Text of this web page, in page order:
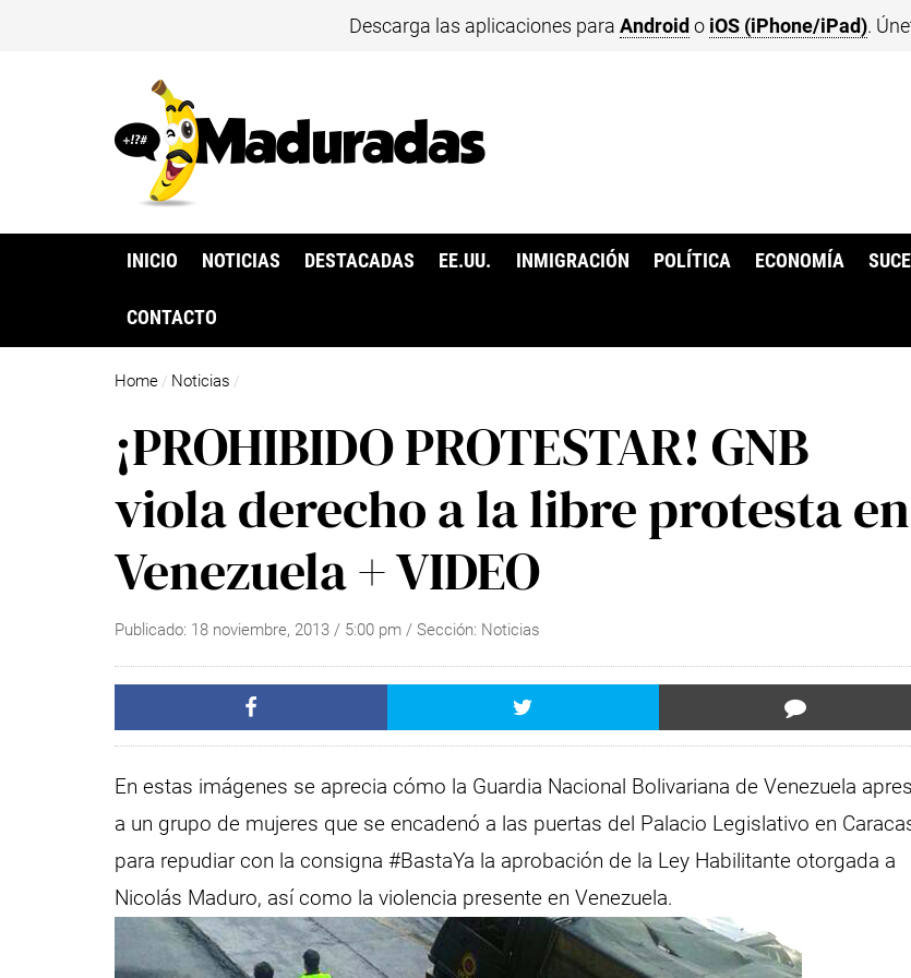
Descarga las aplicaciones para Android o iOS (iPhone/iPad).
INICIO NOTICIAS DESTACADAS EE.UU. INMIGRACIÓN POLÍTICA ECONOMÍA
CONTACTO
Home / Noticias /
¡PROHIBIDO PROTESTAR! GNB
viola derecho a la libre protesta en
Venezuela + VIDEO
Publicado: 18 noviembre, 2013 / 5:00 pm/ Sección: Noticias
En estas imágenes se aprecia cómo la Guardia Nacional Bolivariana de Venezuela
a un grupo de mujeres que se encadenó a las puertas del Palacio Legislativo en
para repudiar con la consigna #BastaYa la aprobación de la Ley Habilitante otorgada a
Nicolás Maduro, así como la violencia presente en Venezuela.